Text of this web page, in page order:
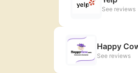
See reviews
Happy
See reviews